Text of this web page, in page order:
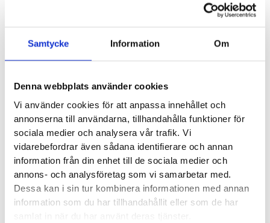
Samtycke Information Om
Denna webbplats använder cookies
Vi använder cookies för att anpassa innehållet och
annonserna till användarna, tillhandahålla funktioner för
sociala medier och analysera vår trafik. Vi
vidarebefordrar även sådana identifierare och annan
information från din enhet till de sociala medier och
annons- och analysföretag som vi samarbetar med.
Dessa kan i sin tur kombinera informationen med annan
information som du har tillhandahållit eller som de har
Brooks Ghost 18 är en trygg och allsidig löparsko byggd för
dig med ett neutralt löpsteg. Den har en traditionell
uppbyggnad med behaglig stötdämpning, god stabilitet och
olika löppass och distanser men även under promenader.
Läst:Normal
Fotvalv:Normala, höga
Stabilitet: Neutrala
289 g
Höjd: Häl 36 mm – Framfot 26 mm
Häl-tå dropp: 10 mm